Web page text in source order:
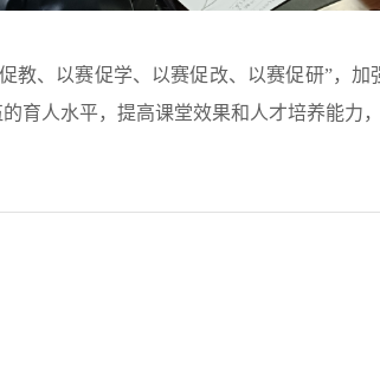
、以赛促学、以赛促改、以赛促研”，
育人水平，提高课堂效果和人才培养能力